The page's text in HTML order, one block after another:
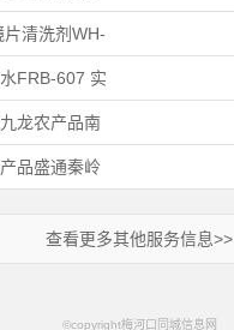
清洗剂WH-
FRB-607 实
龙农产品南
品盛通秦岭
查看更多其他服务信息>>
©copyright梅河口同城信息网